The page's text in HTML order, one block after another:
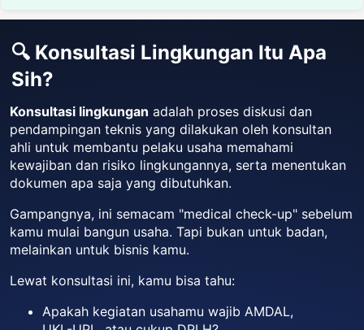
🔍 Konsultasi Lingkungan Itu Apa
Sih?
Konsultasi lingkungan adalah proses diskusi dan
pendampingan teknis yang dilakukan oleh konsultan
ahli untuk membantu pelaku usaha memahami
kewajiban dan risiko lingkungannya, serta menentukan
dokumen apa saja yang dibutuhkan.
Gampangnya, ini semacam "medical check-up" sebelum
kamu mulai bangun usaha. Tapi bukan untuk badan,
melainkan untuk bisnis kamu.
Lewat konsultasi ini, kamu bisa tahu:
Apakah kegiatan usahamu wajib AMDAL,